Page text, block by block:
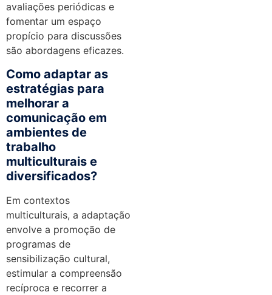
avaliações periódicas e
fomentar um espaço
propício para discussões
são abordagens eficazes.
Como adaptar as
estratégias para
melhorar a
comunicação em
ambientes de
trabalho
multiculturais e
diversificados?
Em contextos
multiculturais, a adaptação
envolve a promoção de
programas de
sensibilização cultural,
estimular a compreensão
recíproca e recorrer a